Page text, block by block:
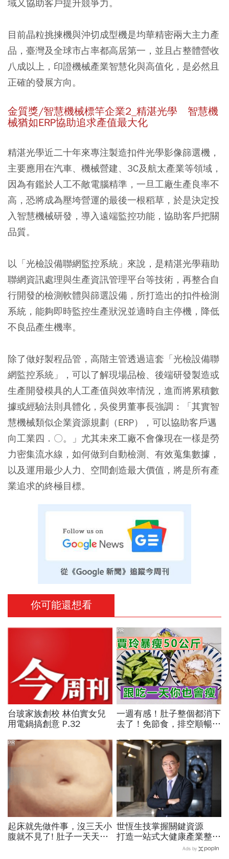
域又協助客戶提升競爭力。
目前晶粒挑揀機與沖切成型機是均華精密兩大主力產
品，臺灣及全球市占率都高居第一，並且占整體營收
八成以上，印證機械產業智慧化與高值化，是必然且
正確的發展方向。
金質獎/智慧機械標竿企業2_精湛光學 智慧機
械猶如ERP協助追求產值最大化
精湛光學近二十年來專注製造扣件光學影像篩選機，
主要應用在汽車、機械營建、3C及航太產業等領域，
因為有鑑於人工不敵電腦精準，一旦工廠生產良率不
高，恐將成為壓垮營運的最後一根稻草，於是決定投
入智慧機械研發，導入遠端監控功能，協助客戶把關
品質。
以「光檢設備聯網監控系統」來說，是精湛光學藉助
聯網資訊處理與生產資訊管理平台等技術，再整合自
行開發的檢測軟體與篩選設備，所打造出的扣件檢測
系統，能夠即時監控生產狀況並適時自主停機，降低
不良品產生機率。
除了做好製程品管，高階主管透過這套「光檢設備聯
網監控系統」，可以了解現場品檢、後端研發製造或
生產開發模具的人工產值與效率情況，進而將累積數
據或經驗法則具體化，吳俊男董事長強調：「其實智
慧機械類似企業資源規劃（ERP），可以協助客戶邁
向工業四．〇。」尤其未來工廠不會像現在一樣是勞
力密集流水線，如何做到自動檢測、有效蒐集數據，
以及運用最少人力、空間創造最大價值，將是所有產
業追求的終極目標。
你可能還想看
台玻家族創校 林伯實女兒
用電鍋搞創意 P.32
一週有感！肚子整個都消下
去了！免節食，排空順暢就
PR
起床就先做件事，沒三天小
腹就不見了! 肚子一天天變
PR
世恆生技掌握關鍵資源
打造一站式大健康產業整合
Ads by